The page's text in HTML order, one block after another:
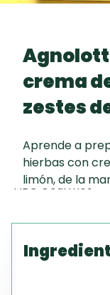
crema
zestes
Aprende a
hierbas con
limón, de la
ABC Gourmet